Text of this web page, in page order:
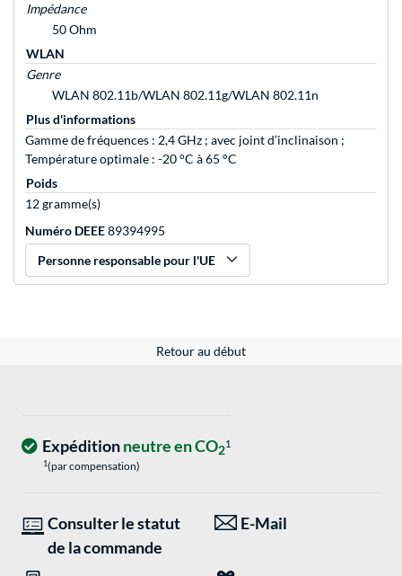
Impédance
50 Ohm
WLAN
Genre
WLAN 802.11b/WLAN 802.11g/WLAN 802.11n
Plus d'informations
Gamme de fréquences : 2,4 GHz ; avec joint d’inclinaison ;
Température optimale : -20 °C à 65 °C
Poids
12 gramme(s)
Numéro DEEE89394995
Personne responsable pour l'UE
Retour au début
Expéditionneutre en CO21
1(par compensation)
Consulter le statut
de la commande
E-Mail